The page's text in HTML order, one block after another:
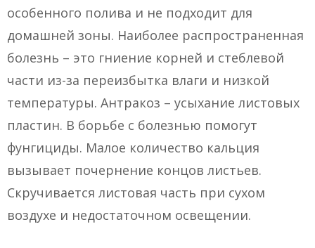
особенного полива и не подходит для
домашней зоны. Наиболее распространенная
болезнь – это гниение корней и стеблевой
части из-за переизбытка влаги и низкой
температуры. Антракоз – усыхание листовых
пластин. В борьбе с болезнью помогут
фунгициды. Малое количество кальция
вызывает почернение концов листьев.
Скручивается листовая часть при сухом
воздухе и недостаточном освещении.